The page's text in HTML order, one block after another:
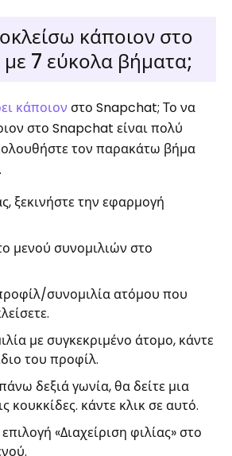
κάποιον στο
7 εύκολα βήματα;
κάποιον στο Snapchat; Το να
στο Snapchat είναι πολύ
τον παρακάτω βήμα
ξεκινήστε την εφαρμογή
μενού συνομιλιών στο
συνομιλία ατόμου που
με συγκεκριμένο άτομο, κάντε
του προφίλ.
δεξιά γωνία, θα δείτε μια
κουκκίδες. κάντε κλικ σε αυτό.
«Διαχείριση φιλίας» στο